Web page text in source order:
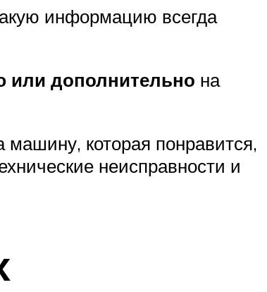
информацию всегда
или дополнительно на
машину, которая понравится,
неисправности и